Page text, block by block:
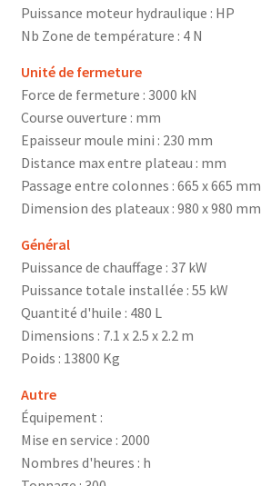
Puissance moteur hydraulique : HP
Nb Zone de température : 4 N
Unité de fermeture
Force de fermeture : 3000 kN
Course ouverture : mm
Epaisseur moule mini : 230 mm
Distance max entre plateau : mm
Passage entre colonnes : 665 x 665 mm
Dimension des plateaux : 980 x 980 mm
Général
Puissance de chauffage : 37 kW
Puissance totale installée : 55 kW
Quantité d'huile : 480 L
Dimensions : 7.1 x 2.5 x 2.2 m
Poids : 13800 Kg
Autre
Équipement :
Mise en service : 2000
Nombres d'heures : h